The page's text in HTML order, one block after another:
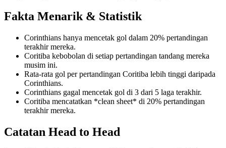
Fakta Menarik & Statistik
Corinthians hanya mencetak gol dalam 20% pertandingan
terakhir mereka.
Coritiba kebobolan di setiap pertandingan tandang mereka
musim ini.
Rata-rata gol per pertandingan Coritiba lebih tinggi daripada
Corinthians.
Corinthians gagal mencetak gol di 3 dari 5 laga terakhir.
Coritiba mencatatkan *clean sheet* di 20% pertandingan
terakhir mereka.
Catatan Head to Head